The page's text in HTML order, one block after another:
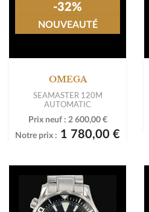
OMEGA
SEAMASTER 120M
AUTOMATIC
Prix neuf : 2 600,00 €
Notre prix : 1 780,00 €
-32%
NOUVEAUTÉ